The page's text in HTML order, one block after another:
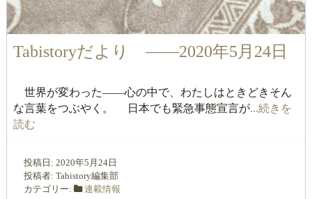
Tabistoryだより ――2020年5月24日
世界が変わった――心の中で、わたしはときどきそん
な言葉をつぶやく。 日本でも緊急事態宣言が...続きを
読む
投稿日: 2020年5月24日
投稿者: Tabistory編集部
カテゴリー:
連載情報